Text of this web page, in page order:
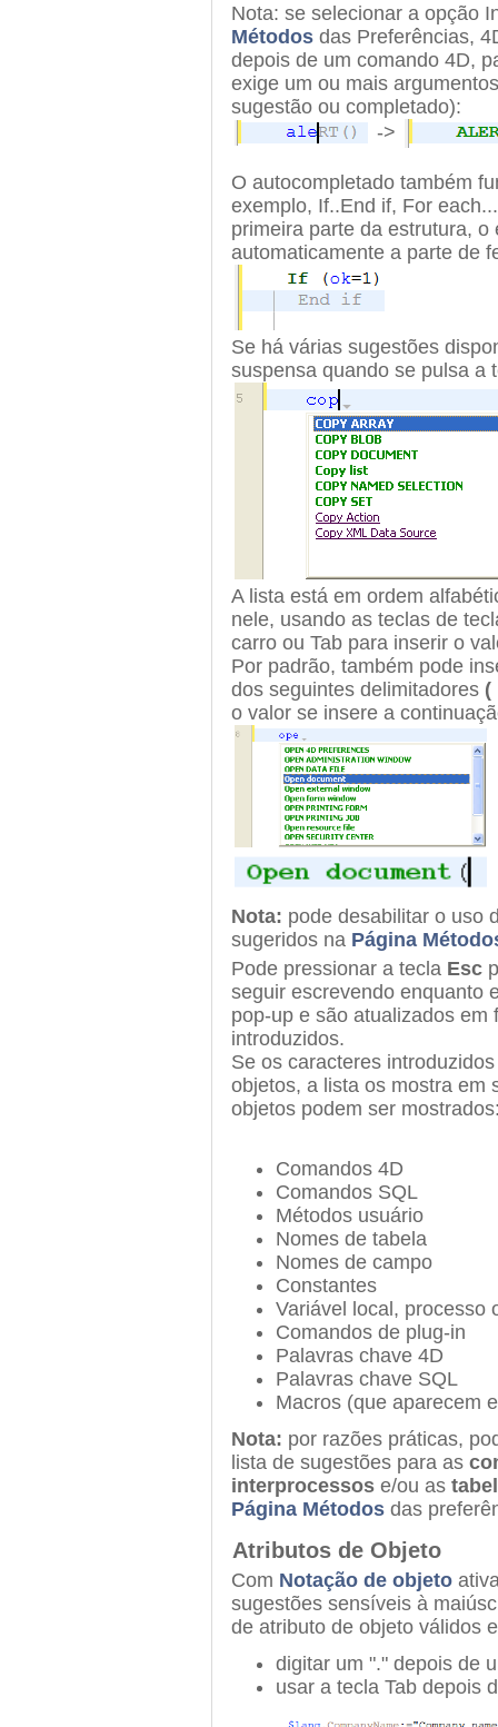
Nota: se selecionar a opção
Métodos das Preferências,
depois de um comando 4D,
exige um ou mais
sugestão ou completado):
->
O autocompletado também
exemplo, If..End if, For
primeira parte da estrutura,
automaticamente a parte de
Se há várias sugestões
suspensa quando se pulsa a
A lista está em ordem
nele, usando as teclas de
carro ou Tab para inserir o
Por padrão, também pode
dos seguintes delimitadores (
o valor se insere a
Nota: pode desabilitar o uso
sugeridos na Página
Pode pressionar a tecla Esc
seguir escrevendo enquanto
pop-up e são atualizados
introduzidos.
Se os caracteres
objetos, a lista os mostra em
objetos podem ser
Comandos 4D
Comandos SQL
Métodos usuário
Nomes de tabela
Nomes de campo
Constantes
Variável local, processo
Comandos de plug-in
Palavras chave 4D
Palavras chave SQL
Macros (que aparecem
Nota: por razões práticas,
lista de sugestões para as
interprocessos e/ou as
Página Métodos das
Atributos de Objeto
Com Notação de objeto
sugestões sensíveis à
de atributo de objeto válidos
digitar um "." depois de
usar a tecla Tab depois